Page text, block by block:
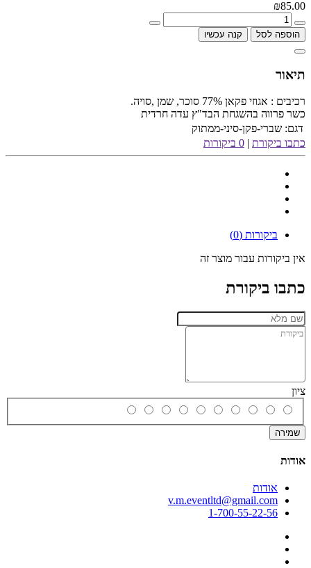
₪85.00
הוספה לסל קנה עכשיו
תיאור
רכיבים : אגוזי פקאן 77% סוכר, שמן ,סויה.
כשר פרווה בהשגחת הבד"ץ עדה חרדית
דגם: שברי-פקן-סיני-ממתוק
כתבו ביקורת | 0 ביקורות
ביקורות (0)
אין ביקורות עבור מוצר זה
כתבו ביקורת
ציון
שמירה
אודות
אודות
v.m.eventltd@gmail.com
1-700-55-22-56